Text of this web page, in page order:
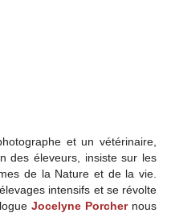
et un vétérinaire,
des éleveurs, insiste sur les
de la Nature et de la vie.
intensifs et se révolte
Jocelyne Porchernous